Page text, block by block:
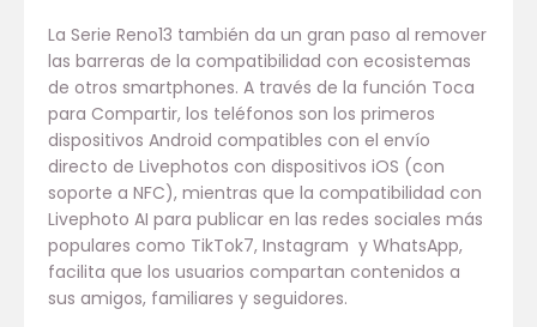
La Serie Reno13 también da un gran paso al remover
las barreras de la compatibilidad con ecosistemas
de otros smartphones. A través de la función Toca
para Compartir, los teléfonos son los primeros
dispositivos Android compatibles con el envío
directo de Livephotos con dispositivos iOS (con
soporte a NFC), mientras que la compatibilidad con
Livephoto AI para publicar en las redes sociales más
populares como TikTok7, Instagram y WhatsApp,
facilita que los usuarios compartan contenidos a
sus amigos, familiares y seguidores.